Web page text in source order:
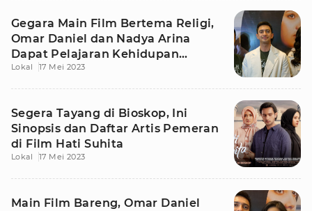
Gegara Main Film Bertema Religi,
Omar Daniel dan Nadya Arina
Dapat Pelajaran Kehidupan
Pesantren
Lokal 17 Mei 2023
Segera Tayang di Bioskop, Ini
Sinopsis dan Daftar Artis Pemeran
di Film Hati Suhita
Lokal 17 Mei 2023
Main Film Bareng, Omar Daniel